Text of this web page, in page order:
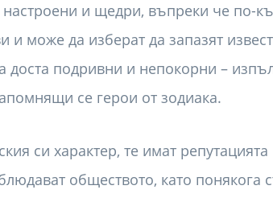
и щедри, въпреки че по-
и може да изберат да запазят
доста подривни и непокорни –
се герои от зодиака.
си характер, те имат
обществото, като понякога